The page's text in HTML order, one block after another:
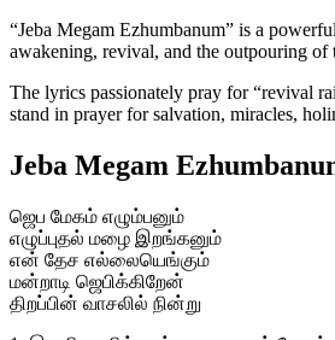
“Jeba Megam Ezhumbanum” is a
awakening, revival, and the outpouring of
The lyrics passionately pray for “revival
stand in prayer for salvation, miracles,
Jeba Megam
ஜெப மேகம் எழும்பனும்
எழுப்புதல் மழை இறங்கனும்
என் தேச எல்லையெங்கும்
மன்றாடி ஜெபிக்கிறேன்
திறப்பின் வாசலில் நின்று